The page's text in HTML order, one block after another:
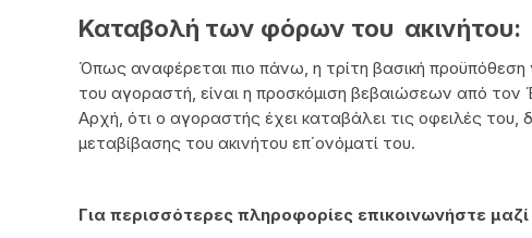
Καταβολή των φόρων του ακινήτου:
Όπως αναφέρεται πιο πάνω, η τρίτη βασική προϋπόθεση
του αγοραστή, είναι η προσκόμιση βεβαιώσεων από
Αρχή, ότι ο αγοραστής έχει καταβάλει τις οφειλές του,
μεταβίβασης του ακινήτου επ΄ονόματί του.
Για περισσότερες πληροφορίες επικοινωνήστε